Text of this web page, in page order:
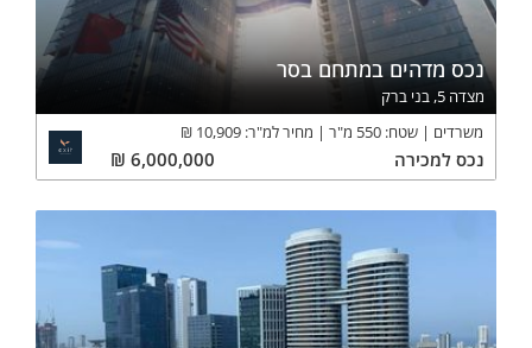
נכס מדהים במתחם בסר
מצדה 5, בני ברק
משרדים
שטח: 550 מ"ר מחיר למ"ר: 10,909
₪
נכס למכירה 6,000,000
₪